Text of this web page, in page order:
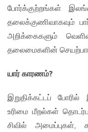
போர்க்குற்றங்கள்
தலைக்குணிவாகவும்
அறிக்கைகளும்
தலைமைகளின்
யார் காரணம்?
இறுதிக்கட்டப்
உரிமை மீறல்கள்
சிவில் அமைப்புகள்,